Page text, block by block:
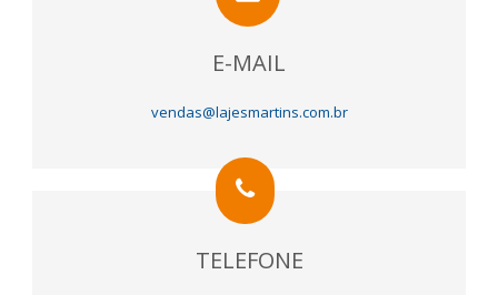
E-MAIL
vendas@lajesmartins.com.br
TELEFONE